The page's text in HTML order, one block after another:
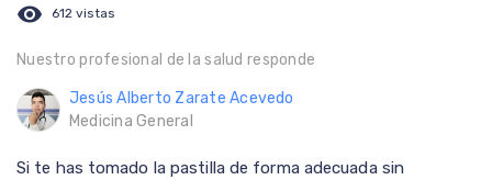
visibility 612 vistas
Nuestro profesional de la salud responde
Jesús Alberto Zarate Acevedo
Medicina General
Si te has tomado la pastilla de forma adecuada sin